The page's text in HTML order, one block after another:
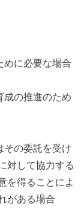
めに必要な場合
成の推進のため
その委託を受け
対して協力する
を得ることによ
がある場合